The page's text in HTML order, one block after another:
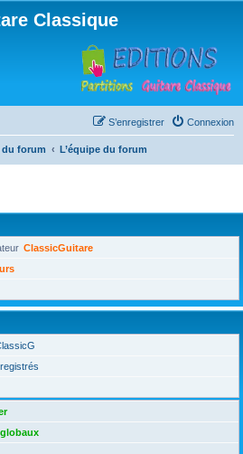
Classique
Connexion
S’enregistrer
du forum L’équipe du forum
ClassicGuitare